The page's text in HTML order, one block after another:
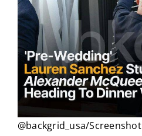
@backgrid_usa/Screenshot